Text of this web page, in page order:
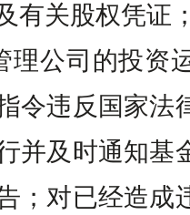
有关股权凭证
理公司的投资
令违反国家法
并及时通知基
；对已经造成